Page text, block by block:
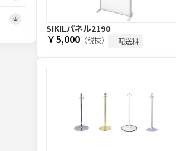
SIKILパネル2190
￥5,000 （税抜） + 配送料